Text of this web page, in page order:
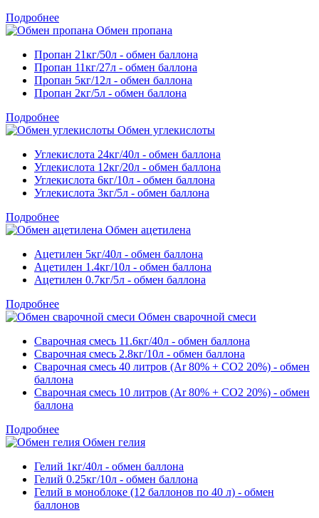
Подробнее
Обмен пропана
Пропан 21кг/50л - обмен баллона
Пропан 11кг/27л - обмен баллона
Пропан 5кг/12л - обмен баллона
Пропан 2кг/5л - обмен баллона
Подробнее
Обмен углекислоты
Углекислота 24кг/40л - обмен баллона
Углекислота 12кг/20л - обмен баллона
Углекислота 6кг/10л - обмен баллона
Углекислота 3кг/5л - обмен баллона
Подробнее
Обмен ацетилена
Ацетилен 5кг/40л - обмен баллона
Ацетилен 1.4кг/10л - обмен баллона
Ацетилен 0.7кг/5л - обмен баллона
Подробнее
Обмен сварочной смеси
Сварочная смесь 11.6кг/40л - обмен баллона
Сварочная смесь 2.8кг/10л - обмен баллона
Сварочная смесь 40 литров (Ar 80% + CO2 20%) - обмен
баллона
Сварочная смесь 10 литров (Ar 80% + CO2 20%) - обмен
баллона
Подробнее
Обмен гелия
Гелий 1кг/40л - обмен баллона
Гелий 0.25кг/10л - обмен баллона
Гелий в моноблоке (12 баллонов по 40 л) - обмен
баллонов